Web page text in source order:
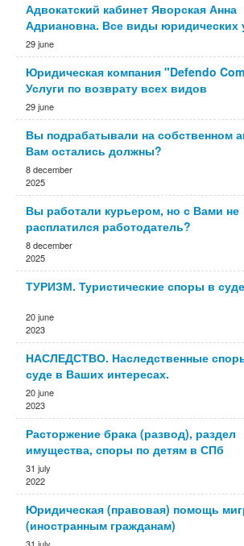
Адвокатский кабинет Яворская Анна
Адриановна. Все виды юридических
29 june
Юридическая компания "Defendo
Услуги по возврату всех видов
29 june
Вы подрабатывали на собственном
Вам остались должны?
8 december
2025
Вы работали курьером, но с Вами не
расплатился работодатель?
8 december
2025
ТУРИЗМ. Туристические споры в
20 june
2023
НАСЛЕДСТВО. Наследственные
суде в Ваших интересах.
20 june
2023
Расторжение брака (развод), раздел
имущества, споры по детям в СПб
31 july
2022
Юридическая (правовая) помощь
(иностранным гражданам)